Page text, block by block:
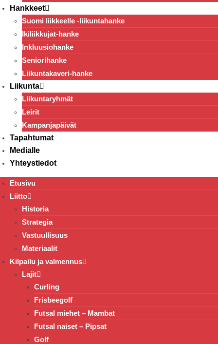
Hankkeet
Suomi liikkeelle -liikuntahanke
Ikiliikkujat-hanke
Inkluusiohanke
Seniorihanke
Liikuntakaveri-hanke
Liikunta
Liikuntaryhmät
Leirit
Kampanjapäivät
Tapahtumat
Medialle
Yhteystiedot
Etusivu
Liitto
Historia
Strategia
Vastuullisuus
Materiaalit
Kilpailu ja valmennus
Lajit
Curling
Frisbeegolf
Futsal miehet – Mambat
Futsal naiset – Pipsat
Golf